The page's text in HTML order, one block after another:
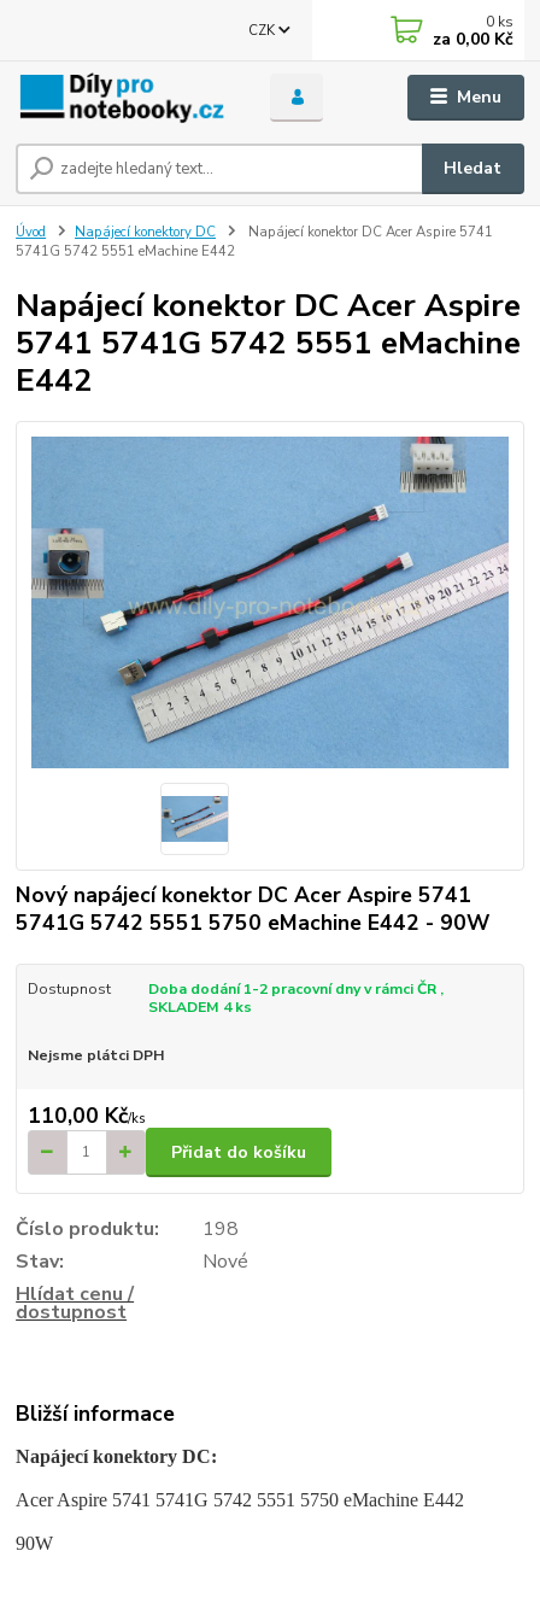
Menu
CZK
Hledat
0 ks
za 0,00 Kč
Úvod Napájecí konektory DC
Napájecí konektor DC Acer Aspire 5741
5741G 5742 5551 eMachine E442
Napájecí konektor DC Acer Aspire
5741 5741G 5742 5551 eMachine
E442
Nový napájecí konektor DC Acer Aspire 5741
5741G 5742 5551 5750 eMachine E442 - 90W
Dostupnost
Doba dodání 1-2 pracovní dny v rámci ČR ,
SKLADEM 4 ks
Nejsme plátci DPH
110,00 Kč/ks
Přidat do košíku
Číslo produktu:
198
Stav:
Nové
Hlídat cenu /
dostupnost
Bližší informace
Napájecí konektory DC:
Acer Aspire 5741 5741G 5742 5551 5750 eMachine E442
90W